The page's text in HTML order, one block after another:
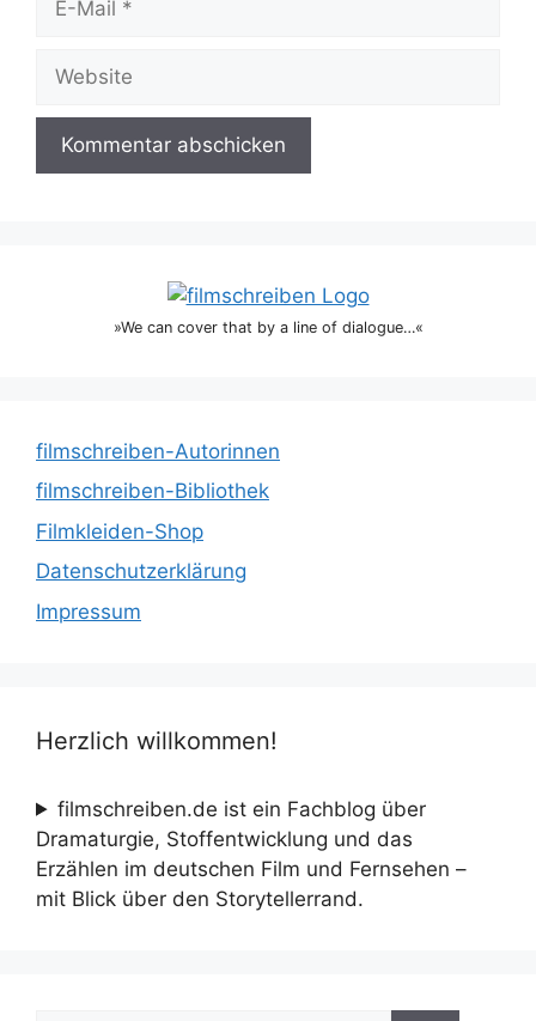
Mail
»We can cover that by a line of dialogue…«
filmschreiben-Autorinnen
filmschreiben-Bibliothek
Filmkleiden-Shop
Datenschutzerklärung
Impressum
Herzlich willkommen!
filmschreiben.de ist ein Fachblog über
Dramaturgie, Stoffentwicklung und das
Erzählen im deutschen Film und Fernsehen –
mit Blick über den Storytellerrand.